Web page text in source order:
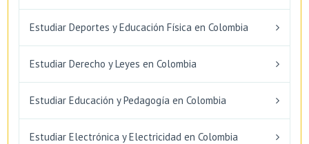
Estudiar Deportes y Educación Física en Colombia
Estudiar Derecho y Leyes en Colombia
Estudiar Educación y Pedagogía en Colombia
Estudiar Electrónica y Electricidad en Colombia